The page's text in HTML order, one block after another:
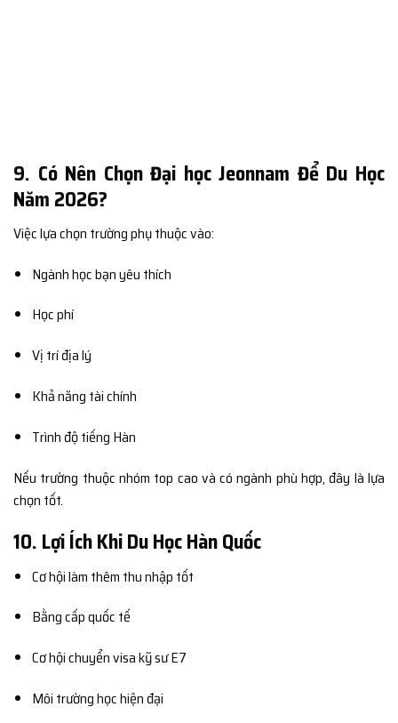
9. Có Nên Chọn Đại học Jeonnam Để Du Học
Năm 2026?
Việc lựa chọn trường phụ thuộc vào:
Ngành học bạn yêu thích
Học phí
Vị trí địa lý
Khả năng tài chính
Trình độ tiếng Hàn
Nếu trường thuộc nhóm top cao và có ngành phù hợp, đây là lựa
chọn tốt.
10. Lợi Ích Khi Du Học Hàn Quốc
Cơ hội làm thêm thu nhập tốt
Bằng cấp quốc tế
Cơ hội chuyển visa kỹ sư E7
Môi trường học hiện đại